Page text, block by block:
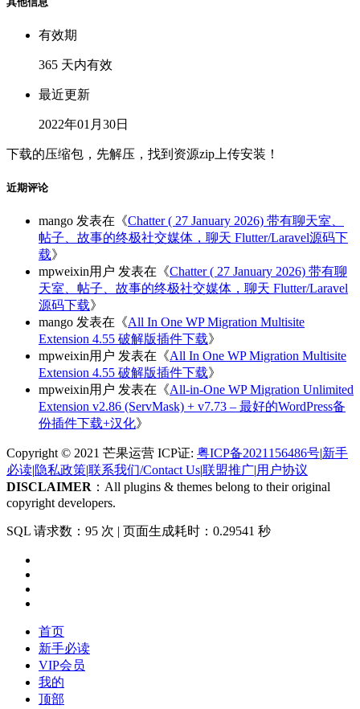
有效期
365 天内有效
最近更新
2022年01月30日
下载的压缩包，先解压，找到资源zip上传安装！
近期评论
mango 发表在《Chatter ( 27 January 2026) 带有聊天室、
帖子、故事的终极社交媒体，聊天 Flutter/Laravel源码下
载》
mpweixin用户 发表在《Chatter ( 27 January 2026) 带有聊
天室、帖子、故事的终极社交媒体，聊天 Flutter/Laravel
源码下载》
mango 发表在《All In One WP Migration Multisite
Extension 4.55 破解版插件下载》
mpweixin用户 发表在《All In One WP Migration Multisite
Extension 4.55 破解版插件下载》
mpweixin用户 发表在《All-in-One WP Migration Unlimited
Extension v2.86 (ServMask) + v7.73 – 最好的WordPress备
份插件下载+汉化》
Copyright © 2021 芒果运营 ICP证: 粤ICP备2021156486号|新手
必读|隐私政策|联系我们/Contact Us|联盟推广|用户协议
DISCLAIMER ：All plugins & themes belong to their original
copyright developers.
SQL 请求数：95 次 | 页面生成耗时：0.29541 秒
首页
新手必读
VIP会员
我的
顶部